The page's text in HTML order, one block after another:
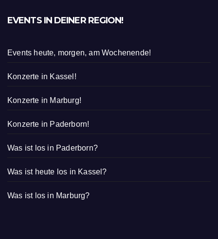
EVENTS IN DEINER REGION!
Events heute, morgen, am Wochenende!
Konzerte in Kassel!
Konzerte in Marburg!
Konzerte in Paderborn!
Was ist los in Paderborn?
Was ist heute los in Kassel?
Was ist los in Marburg?